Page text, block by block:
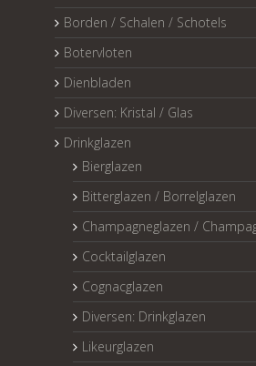
Borden / Schalen / Schotels
Botervloten
Dienbladen
Diversen: Kristal / Glas
Drinkglazen
Bierglazen
Bitterglazen / Borrelglazen
Champagneglazen /
Cocktailglazen
Cognacglazen
Diversen: Drinkglazen
Likeurglazen